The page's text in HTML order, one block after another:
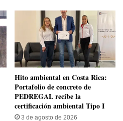
Hito ambiental en Costa Rica:
Portafolio de concreto de
PEDREGAL recibe la
certificación ambiental Tipo I
3 de agosto de 2026